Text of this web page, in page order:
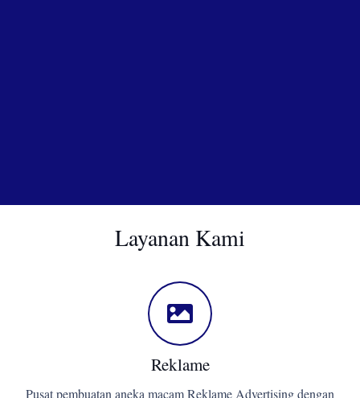
Layanan Kami
Reklame
Pusat pembuatan aneka macam Reklame Advertising dengan